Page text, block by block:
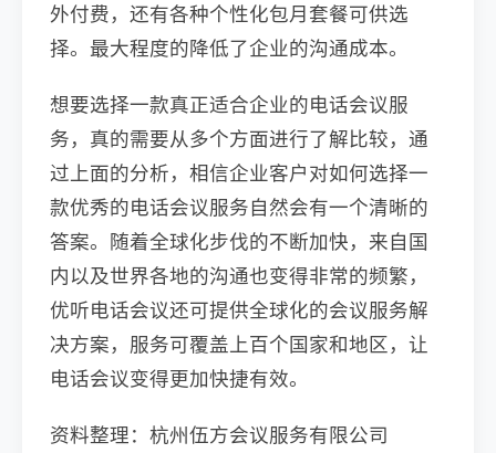
外付费，还有各种个性化包月套餐可供选
择。最大程度的降低了企业的沟通成本。
想要选择一款真正适合企业的电话会议服
务，真的需要从多个方面进行了解比较，通
过上面的分析，相信企业客户对如何选择一
款优秀的电话会议服务自然会有一个清晰的
答案。随着全球化步伐的不断加快，来自国
内以及世界各地的沟通也变得非常的频繁，
优听电话会议还可提供全球化的会议服务解
决方案，服务可覆盖上百个国家和地区，让
电话会议变得更加快捷有效。
资料整理：杭州伍方会议服务有限公司